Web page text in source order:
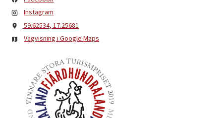
Instagram
59.62534, 17.25681
Vägvisning i Google Maps